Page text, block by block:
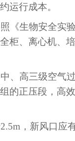
运行成本。
《生物安全实
柜、离心机、
、高三级空气
的正压段，高
，新风口应